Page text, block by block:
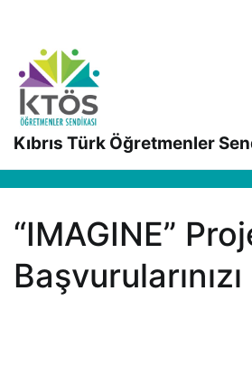
Kıbrıs Türk Öğretmenler
“IMAGINE”